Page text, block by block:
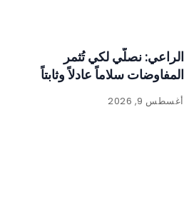
الراعي: نصلّي لكي تُثمر
المفاوضات سلاماً عادلاً وثابتاً
أغسطس 9, 2026